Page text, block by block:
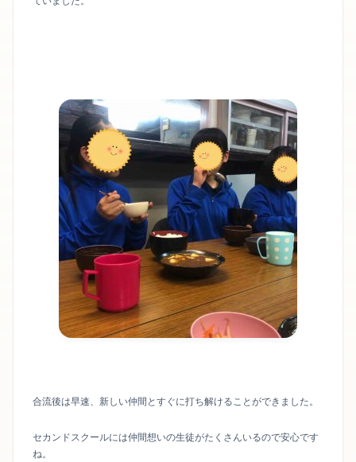
合流後は早速、新しい仲間とすぐに打ち解けることができました。
セカンドスクールには仲間想いの生徒がたくさんいるので安心です
ね。